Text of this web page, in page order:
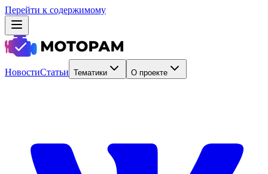
Перейти к содержимому
НовостиСтатьи Тематики О проекте